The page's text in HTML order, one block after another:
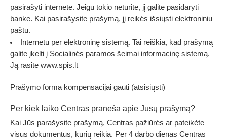
pasirašyti internete. Jeigu tokio neturite, jį galite pasidaryti
banke. Kai pasirašysite prašymą, jį reikės išsiųsti elektroniniu
paštu.
Internetu per elektroninę sistemą. Tai reiškia, kad prašymą
galite įkelti į Socialinės paramos šeimai informacinę sistemą.
Ją rasite www.spis.lt
Prašymo forma kompensacijai gauti (atsisiųsti)
Per kiek laiko Centras praneša apie Jūsų prašymą?
Kai Jūs parašysite prašymą, Centras pažiūrės ar pateikėte
visus dokumentus, kurių reikia. Per 4 darbo dienas Centras